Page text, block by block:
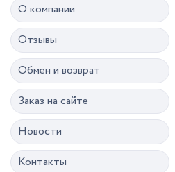
О компании
Отзывы
Обмен и возврат
Заказ на сайте
Новости
Контакты